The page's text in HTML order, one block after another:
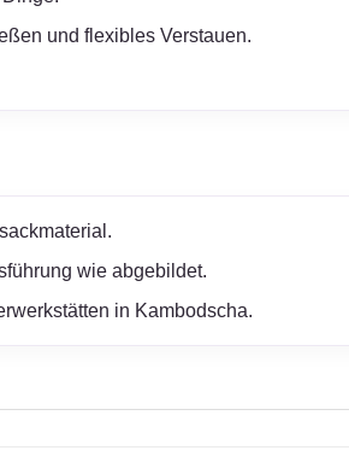
und flexibles Verstauen.
wie abgebildet.
in Kambodscha.